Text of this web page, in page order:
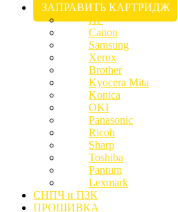
ЗАПРАВИТЬ КАРТРИДЖ
HP
Canon
Samsung
Xerox
Brother
Kyocera Mita
Konica
OKI
Panasonic
Ricoh
Sharp
Toshiba
Pantum
Lexmark
СНПЧ и ПЗК
ПРОШИВКА